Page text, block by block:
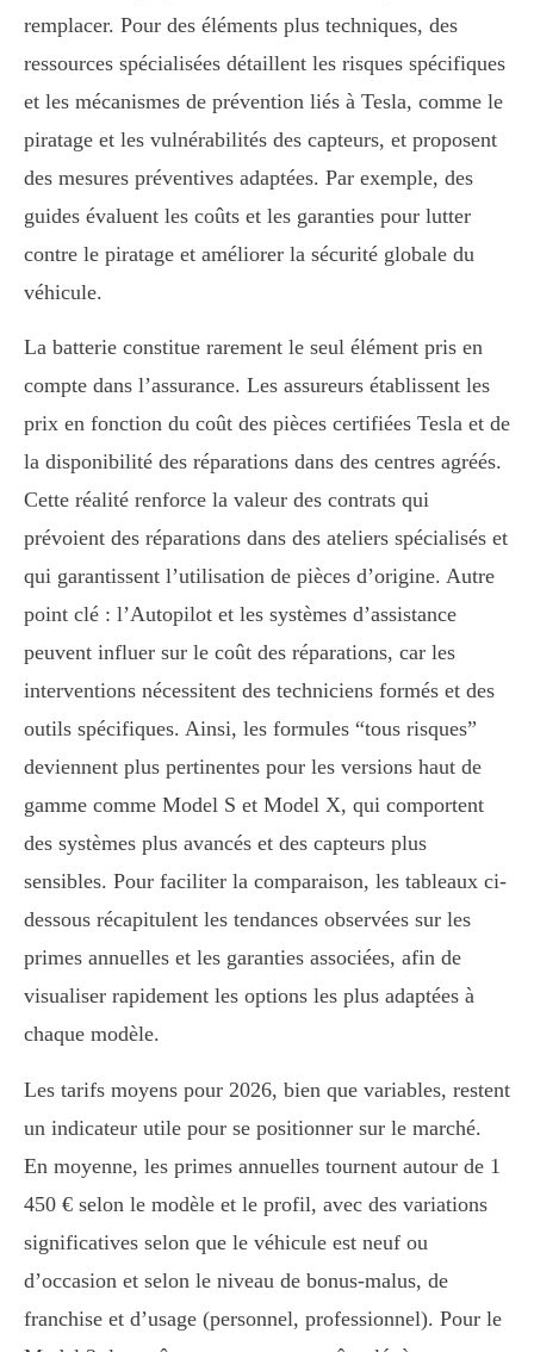
remplacer. Pour des éléments plus techniques, des
ressources spécialisées détaillent les risques spécifiques
et les mécanismes de prévention liés à Tesla, comme le
piratage et les vulnérabilités des capteurs, et proposent
des mesures préventives adaptées. Par exemple, des
guides évaluent les coûts et les garanties pour lutter
contre le piratage et améliorer la sécurité globale du
véhicule.
La batterie constitue rarement le seul élément pris en
compte dans l’assurance. Les assureurs établissent les
prix en fonction du coût des pièces certifiées Tesla et de
la disponibilité des réparations dans des centres agréés.
Cette réalité renforce la valeur des contrats qui
prévoient des réparations dans des ateliers spécialisés et
qui garantissent l’utilisation de pièces d’origine. Autre
point clé : l’Autopilot et les systèmes d’assistance
peuvent influer sur le coût des réparations, car les
interventions nécessitent des techniciens formés et des
outils spécifiques. Ainsi, les formules “tous risques”
deviennent plus pertinentes pour les versions haut de
gamme comme Model S et Model X, qui comportent
des systèmes plus avancés et des capteurs plus
sensibles. Pour faciliter la comparaison, les tableaux ci-
dessous récapitulent les tendances observées sur les
primes annuelles et les garanties associées, afin de
visualiser rapidement les options les plus adaptées à
chaque modèle.
Les tarifs moyens pour 2026, bien que variables, restent
un indicateur utile pour se positionner sur le marché.
En moyenne, les primes annuelles tournent autour de 1
450 € selon le modèle et le profil, avec des variations
significatives selon que le véhicule est neuf ou
d’occasion et selon le niveau de bonus-malus, de
franchise et d’usage (personnel, professionnel). Pour le